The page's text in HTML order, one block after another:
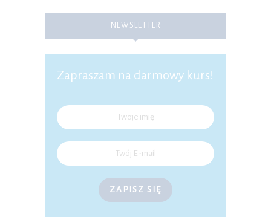
NEWSLETTER
Zapraszam na darmowy kurs!
ZAPISZ SIĘ